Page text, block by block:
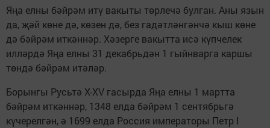
Яңа елны бәйрәм итү вакы­ты төрлечә булган. Аны язын
да, җәй көне дә, көзен дә, без гадәтләнгәнчә кыш көне
дә бәйрәм иткәннәр. Хәзерге ва­кытта исә күпчелек
илләрдә Яңа елны 31 декабрьдән 1 гыйнвар­га каршы
төндә бәйрәм итәләр.
Борынгы Русьтә X-XV гасыр­да Яңа елны 1 мартта
бәйрәм иткәннәр, 1348 елда бәйрәм 1 сентябрьгә
күчерелгән, ә 1699 елда Россия императо­ры Петр I